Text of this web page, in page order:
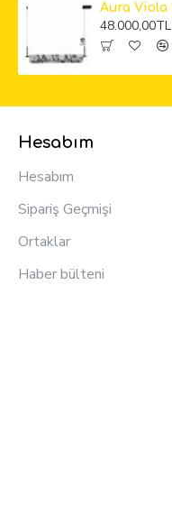
48.000,00TL
Hesabım
Hesabım
Sipariş Geçmişi
Ortaklar
Haber bülteni